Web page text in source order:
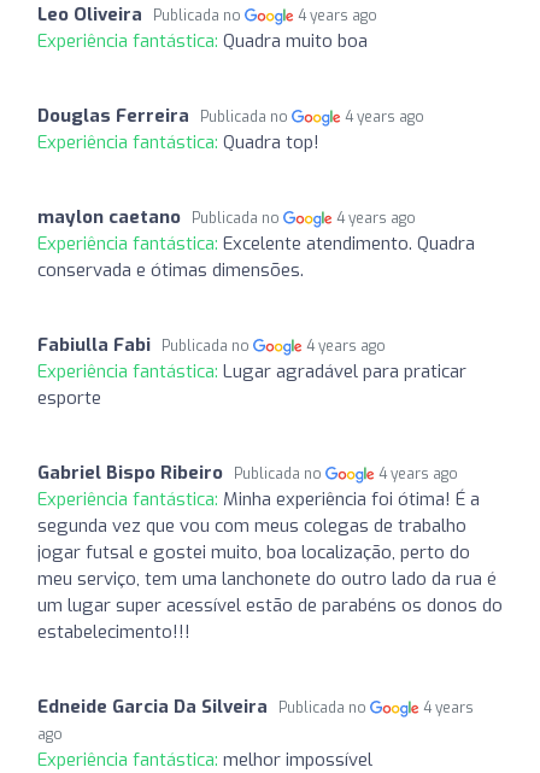
Leo Oliveira Publicada no 4 years ago
Experiência fantástica: Quadra muito boa
Douglas Ferreira Publicada no 4 years ago
Experiência fantástica: Quadra top!
maylon caetano Publicada no 4 years ago
Experiência fantástica: Excelente atendimento. Quadra
conservada e ótimas dimensões.
Fabiulla Fabi Publicada no 4 years ago
Experiência fantástica: Lugar agradável para praticar
esporte
Gabriel Bispo Ribeiro Publicada no 4 years ago
Experiência fantástica: Minha experiência foi ótima! É a
segunda vez que vou com meus colegas de trabalho
jogar futsal e gostei muito, boa localização, perto do
meu serviço, tem uma lanchonete do outro lado da rua é
um lugar super acessível estão de parabéns os donos do
estabelecimento!!!
Edneide Garcia Da Silveira Publicada no
4 years
ago
Experiência fantástica: melhor impossível